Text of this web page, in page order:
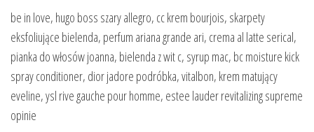
be in love, hugo boss szary allegro, cc krem bourjois, skarpety
eksfoliujące bielenda, perfum ariana grande ari, crema al latte serical,
pianka do włosów joanna, bielenda z wit c, syrup mac, bc moisture kick
spray conditioner, dior jadore podróbka, vitalbon, krem matujący
eveline, ysl rive gauche pour homme, estee lauder revitalizing supreme
opinie